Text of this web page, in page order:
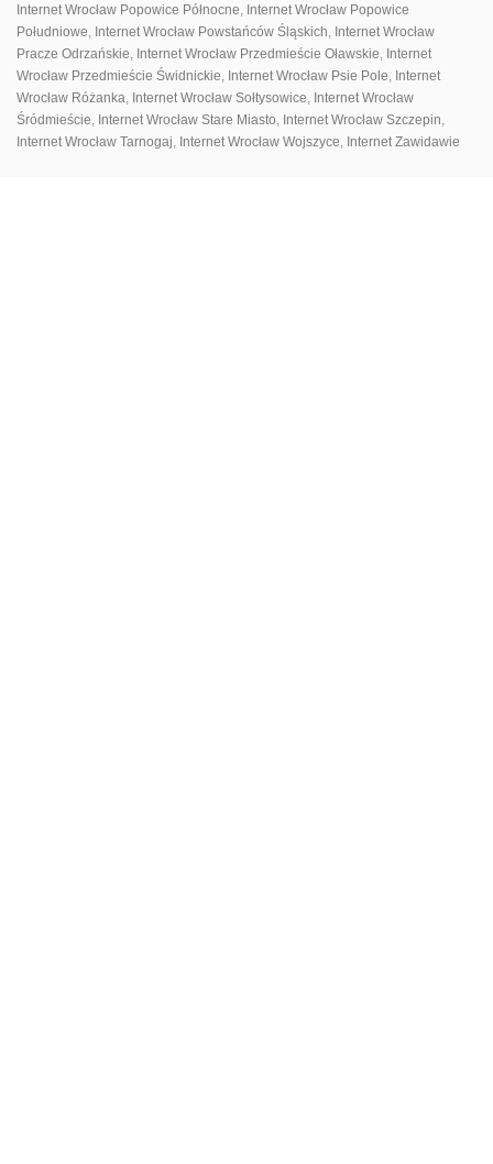
ПАНЕЛЬ КЛІЄНТА ДЛЯ ЗАВАНТАЖЕННЯ
Internet Wrocław Popowice Północne, Internet Wrocław Popowice
Południowe, Internet Wrocław Powstańców Śląskich, Internet Wrocław
Pracze Odrzańskie, Internet Wrocław Przedmieście Oławskie, Internet
Wrocław Przedmieście Świdnickie, Internet Wrocław Psie Pole, Internet
Wrocław Różanka, Internet Wrocław Sołtysowice, Internet Wrocław
Śródmieście, Internet Wrocław Stare Miasto, Internet Wrocław Szczepin,
Internet Wrocław Tarnogaj, Internet Wrocław Wojszyce, Internet Zawidawie